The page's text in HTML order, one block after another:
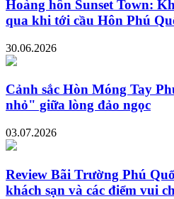
Hoàng hôn Sunset Town:
qua khi tới cầu Hôn Phú
30.06.2026
Cảnh sắc Hòn Móng Tay
nhỏ" giữa lòng đảo ngọc
03.07.2026
Review Bãi Trường Phú
khách sạn và các điểm vui